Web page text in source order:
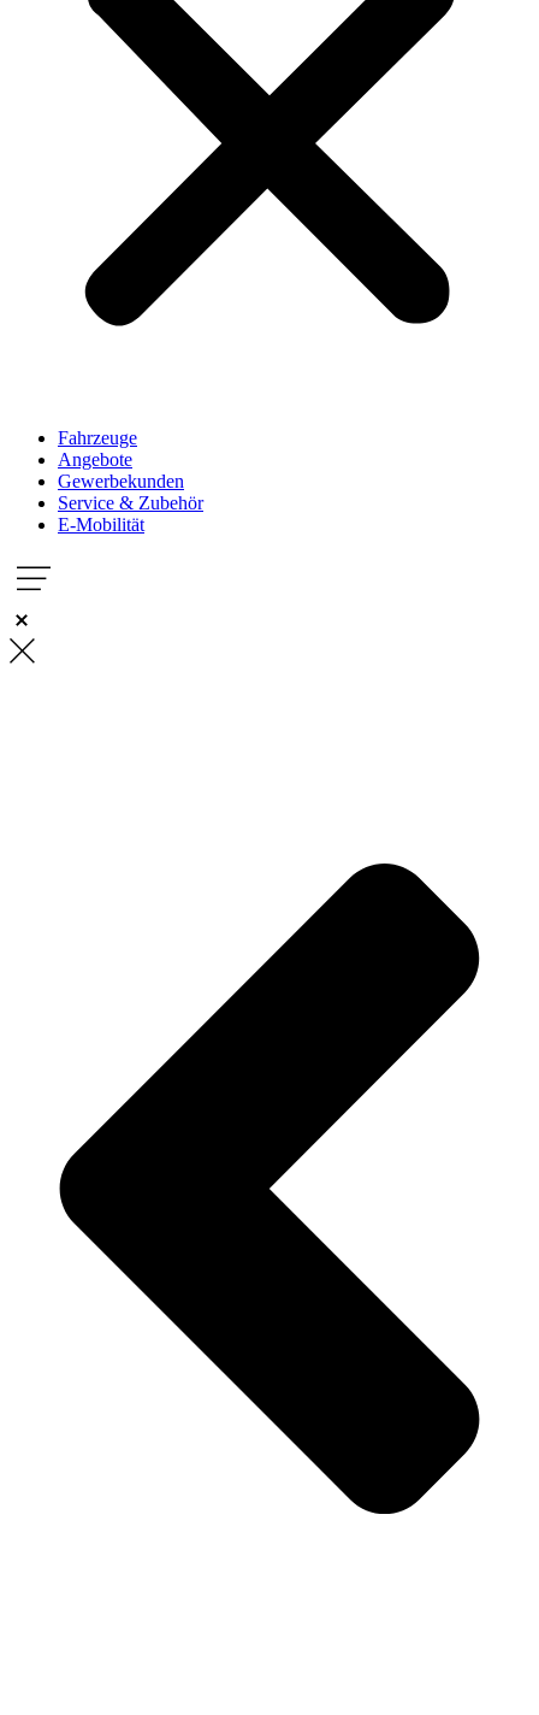
Fahrzeuge
Angebote
Gewerbekunden
Service & Zubehör
E-Mobilität